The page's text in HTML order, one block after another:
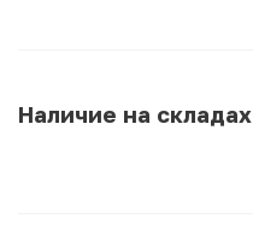
Наличие на складах